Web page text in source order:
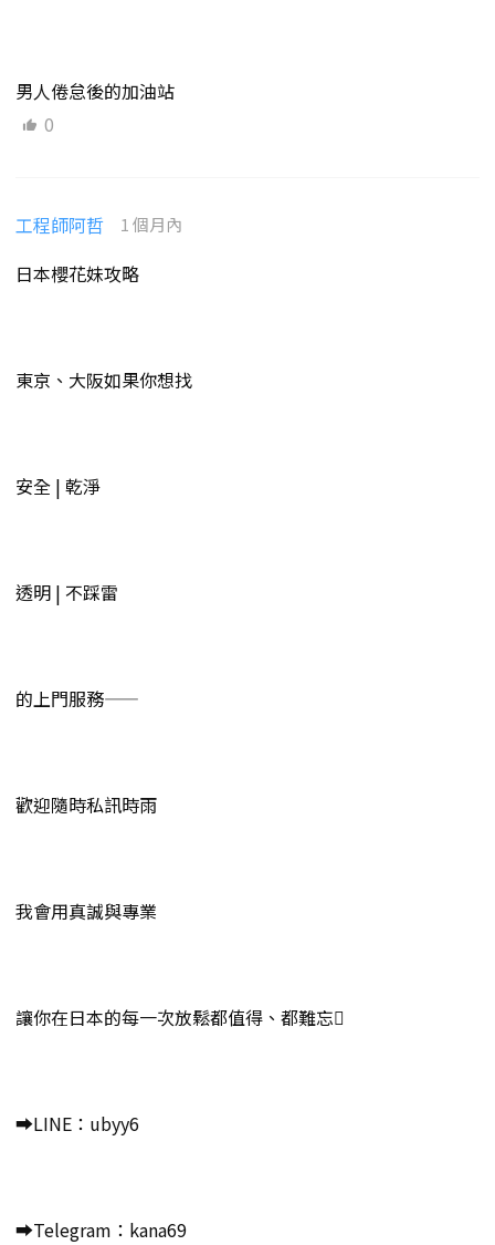
男人倦怠後的加油站
0
工程師阿哲 1 個月內
日本櫻花妹攻略
東京、大阪如果你想找
安全 | 乾淨
透明 | 不踩雷
的上門服務——
歡迎隨時私訊時雨
我會用真誠與專業
讓你在日本的每一次放鬆都值得、都難忘
➡️LINE：ubyy6
➡️Telegram：kana69